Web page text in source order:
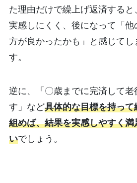
た理由だけで繰上げ返済する
実感しにくく、後になって「
方が良かったかも」と感じてし
す。
逆に、「〇歳までに完済して老
す」など具体的な目標を持っ
組めば、結果を実感しやすく
いでしょう。